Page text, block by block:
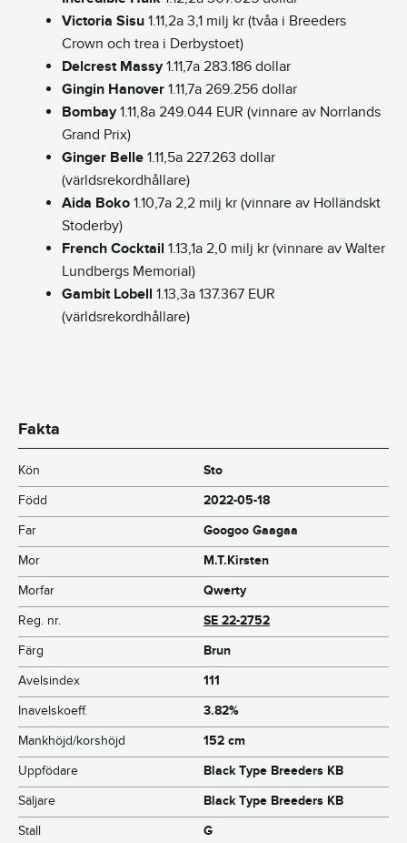
Victoria Sisu 1.11,2a 3,1 milj kr (tvåa i Breeders
Crown och trea i Derbystoet)
Delcrest Massy1.11,7a 283.186 dollar
Gingin Hanover 1.11,7a 269.256 dollar
Bombay1.11,8a 249.044 EUR (vinnare av Norrlands
Grand Prix)
Ginger Belle 1.11,5a 227.263 dollar
(världsrekordhållare)
Aida Boko 1.10,7a 2,2 milj kr (vinnare av Holländskt
Stoderby)
French Cocktail 1.13,1a 2,0 milj kr (vinnare av Walter
Lundbergs Memorial)
Gambit Lobell 1.13,3a 137.367 EUR
(världsrekordhållare)
Fakta
Kön
Sto
Född
2022-05-18
Far
Googoo Gaagaa
Mor
M.T.Kirsten
Morfar
Qwerty
Reg. nr.
SE 22-2752
Färg
Brun
Avelsindex
111
Inavelskoeff.
3.82%
Mankhöjd/korshöjd
152 cm
Uppfödare
Black Type Breeders KB
Säljare
Black Type Breeders KB
Stall
G